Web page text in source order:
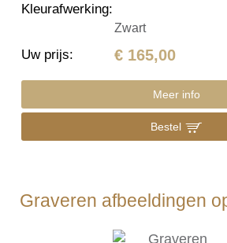
Kleurafwerking:
Zwart
Uw prijs: € 165,00
Meer info
Bestel
Graveren afbeeldingen